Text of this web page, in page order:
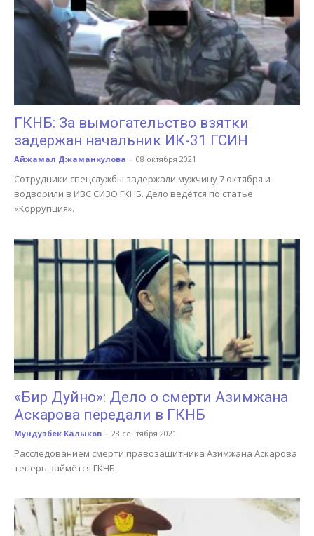
ГКНБ: За вымогательство взятки
задержан начальник ИК-31 ГСИН
Айжамал Джаманкулова - 08 октября 2021
Сотрудники спецслужбы задержали мужчину 7 октября и
водворили в ИВС СИЗО ГКНБ. Дело ведётся по статье
«Коррупция».
«Бир Дуйно»: Дело о смерти Азимжана
Аскарова передали в ГКНБ
Мундузбек Калыков - 28 сентября 2021
Расследованием смерти правозащитника Азимжана Аскарова
теперь займётся ГКНБ.